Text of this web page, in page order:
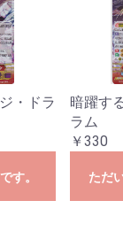
・ドラ
す。
暗躍す
ラム
￥330
ただ